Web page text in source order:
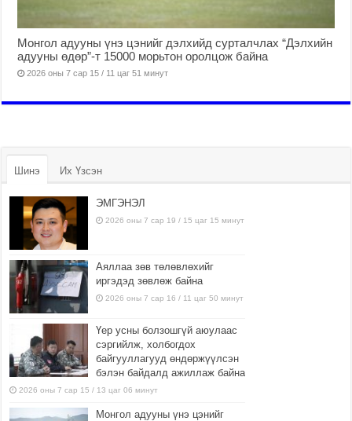
Монгол адууны үнэ цэнийг дэлхийд сурталчлах “Дэлхийн
адууны өдөр”-т 15000 морьтон оролцож байна
2026 оны 7 сар 15 / 11 цаг 51 минут
Шинэ Их Үзсэн
ЭМГЭНЭЛ
2026 оны 7 сар 19 / 15 цаг 15 минут
Аяллаа зөв төлөвлөхийг
иргэдэд зөвлөж байна
2026 оны 7 сар 16 / 11 цаг 50 минут
Үер усны болзошгүй аюулаас
сэргийлж, холбогдох
байгууллагууд өндөржүүлсэн
бэлэн байдалд ажиллаж байна
2026 оны 7 сар 15 / 13 цаг 06 минут
Монгол адууны үнэ цэнийг